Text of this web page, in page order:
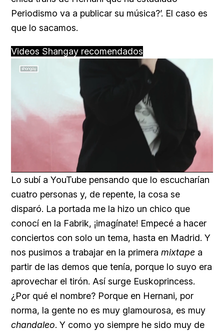
Periodismo va a publicar su música?’. El caso es
que lo sacamos.
Videos Shangay recomendados
Unmute
Lo subí a YouTube pensando que lo escucharían
cuatro personas y, de repente, la cosa se
disparó. La portada me la hizo un chico que
conocí en la Fabrik, ¡imagínate! Empecé a hacer
conciertos con solo un tema, hasta en Madrid. Y
nos pusimos a trabajar en la primera mixtape a
partir de las demos que tenía, porque lo suyo era
aprovechar el tirón. Así surge Euskoprincess.
¿Por qué el nombre? Porque en Hernani, por
norma, la gente no es muy glamourosa, es muy
chandaleo. Y como yo siempre he sido muy de